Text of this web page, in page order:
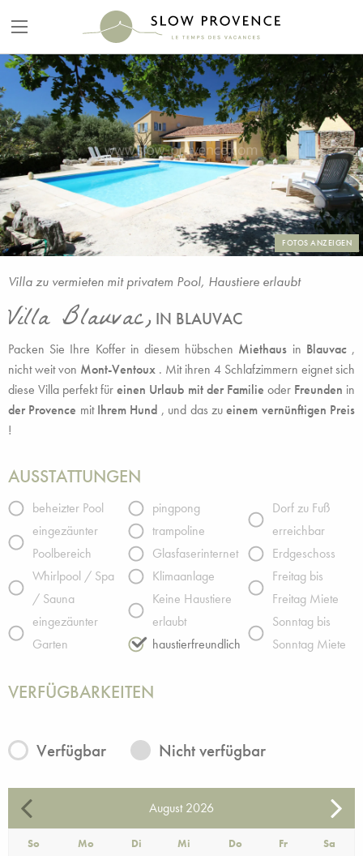
FOTOS ANZEIGEN
Villa zu vermieten mit privatem Pool, Haustiere erlaubt
Villa Blauvac, IN BLAUVAC
Packen Sie Ihre Koffer in diesem hübschen Miethaus in Blauvac,
nicht weit von Mont-Ventoux . Mit ihren 4 Schlafzimmern eignet sich
diese Villa perfekt füreinen Urlaub mit der Familie oder Freunden in
der Provence mitIhrem Hund , und das zueinem vernünftigen Preis
!
AUSSTATTUNGEN
beheizter Pool
eingezäunter
Poolbereich
Whirlpool / Spa
/ Sauna
eingezäunter
Garten
pingpong
trampoline
Glasfaserinternet
Klimaanlage
Keine Haustiere
erlaubt
haustierfreundlich
Dorf zu Fuß
erreichbar
Erdgeschoss
Freitag bis
Freitag Miete
Sonntag bis
Sonntag Miete
VERFÜGBARKEITEN
Verfügbar Nicht verfügbar
August 2026
So Mo Di Mi Do Fr Sa